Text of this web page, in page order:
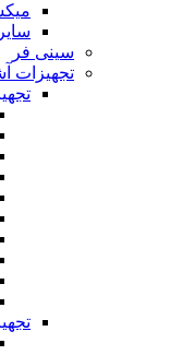
سینی فر
تجهیزات